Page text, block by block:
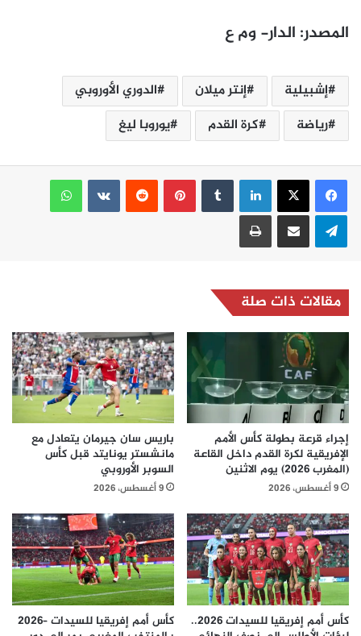
المصدر: الدار- وم ع
إشبيلية إنتر ميلان
الدوري الأوروبي
رياضة
كرة القدم يوروبا ليغ
لينكدإن بينتيريست
واتساب
تيلقرام مشاركة عبر البريد طباعة
مقالات ذات صلة
إجراء قرعة بطولة كأس الأمم
الإفريقية لكرة القدم داخل القاعة
(المغرب 2026) يوم الاثنين
9 أغسطس، 2026
باريس سان جيرمان يتعادل مع
مانشستر يونايتد قبل كأس
السوبر الأوروبي
9 أغسطس، 2026
كأس أمم إفريقيا للسيدات 2026..
كأس أمم إفريقيا للسيدات –2026